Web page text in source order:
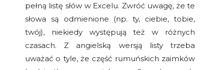
pełną listę słów w Excelu. Zwróć uwagę, że te
słowa są odmienione (np. ty, ciebie, tobie,
twój), niekiedy występują też w różnych
czasach. Z angielską wersją listy trzeba
uważać o tyle, że część rumuńskich zaimków